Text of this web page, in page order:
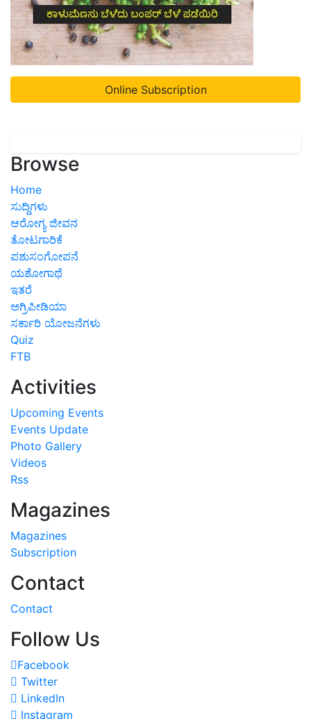
Online Subscription
Browse
Home
ಸುದ್ದಿಗಳು
ಆರೋಗ್ಯ ಜೀವನ
ತೋಟಗಾರಿಕೆ
ಪಶುಸಂಗೋಪನೆ
ಯಶೋಗಾಥೆ
ಇತರೆ
ಅಗ್ರಿಪೀಡಿಯಾ
ಸರ್ಕಾರಿ ಯೋಜನೆಗಳು
Quiz
FTB
Activities
Upcoming Events
Events Update
Photo Gallery
Videos
Rss
Magazines
Magazines
Subscription
Contact
Contact
Follow Us
Facebook
Twitter
LinkedIn
Instagram